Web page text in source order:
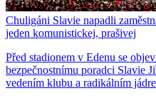
Chuligáni Slavie napadli
jeden komunistickej, prašivej
Před stadionem v Edenu se
bezpečnostnímu poradci Slavie
vedením klubu a radikálním